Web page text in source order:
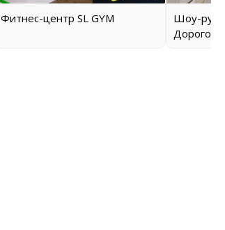
Фитнес-центр SL GYM
Шоу-рум